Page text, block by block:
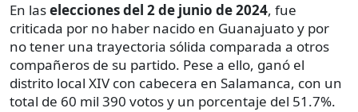
En laselecciones del 2 de junio de 2024, fue
criticada por no haber nacido en Guanajuato y por
no tener una trayectoria sólida comparada a otros
compañeros de su partido. Pese a ello, ganó el
distrito local XIV con cabecera en Salamanca, con un
total de 60 mil 390 votos y un porcentaje del 51.7%.